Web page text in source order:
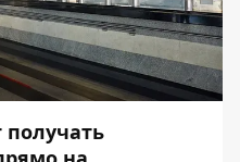
получать